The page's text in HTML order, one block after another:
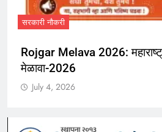
राज्यातील रोजगार